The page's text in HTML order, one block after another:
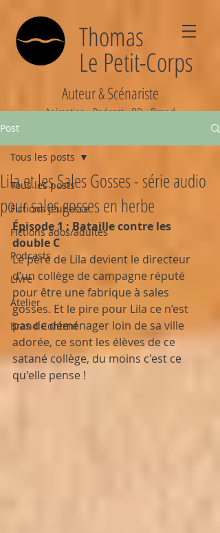
Thomas
Le Petit-Corps
Auteur & Scénariste
Animation - Podcast - BD - Brand
Post
Tous les posts
Fictions jeunesse
Fictions ados/adultes
Podcasts
Livre
Atelier
Brand Content
Tous les posts
Lila et les Sales Gosses - série audio
pour sales gosses en herbe
Épisode 1 : Bataille contre les
double C
Le père de Lila devient le directeur
d’un collège de campagne réputé
pour être une fabrique à sales
gosses. Et le pire pour Lila ce n’est
pas de déménager loin de sa ville
adorée, ce sont les élèves de ce
satané collège, du moins c'est ce
qu'elle pense !